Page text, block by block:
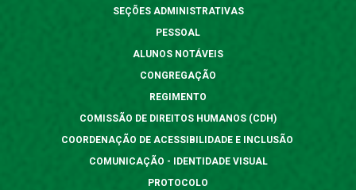
SEÇÕES ADMINISTRATIVAS
PESSOAL
ALUNOS NOTÁVEIS
CONGREGAÇÃO
REGIMENTO
COMISSÃO DE DIREITOS HUMANOS (CDH)
COORDENAÇÃO DE ACESSIBILIDADE E INCLUSÃO
COMUNICAÇÃO - IDENTIDADE VISUAL
PROTOCOLO